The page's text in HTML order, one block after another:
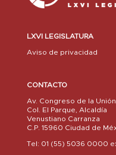
LXVI LEGISLATURA
Aviso de privacidad
CONTACTO
Av. Congreso de la Unión
Col. El Parque, Alcaldía
Venustiano Carranza
C.P. 15960 Ciudad de
Tel: 01 (55) 5036 0000